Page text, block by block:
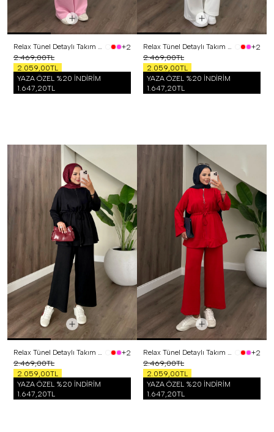
Relax Tünel Detaylı Takım Pembe
+2
2.469,00TL
2.059,00TL
YAZA ÖZEL %20 İNDİRİM
1.647,20TL
Relax Tünel Detaylı Takım Beyaz
+2
2.469,00TL
2.059,00TL
YAZA ÖZEL %20 İNDİRİM
1.647,20TL
Relax Tünel Detaylı Takım Siyah
+2
2.469,00TL
2.059,00TL
YAZA ÖZEL %20 İNDİRİM
1.647,20TL
Relax Tünel Detaylı Takım Kırmızı
+2
2.469,00TL
2.059,00TL
YAZA ÖZEL %20 İNDİRİM
1.647,20TL